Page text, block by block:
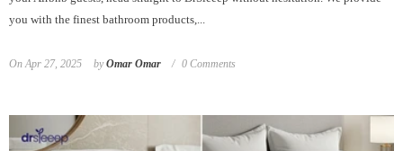
you with the finest bathroom products,...
OnApr 27, 2025 byOmar Omar 0 Comments